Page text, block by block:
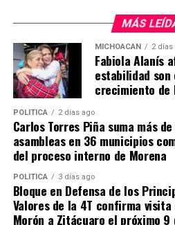
Comparte con:
Me gusta esto:
MÁS
MICHOACÁN 2 días
Fabiola Alanís
estabilidad son
crecimiento de
POLÍTICA 2 días ago
Carlos Torres Piña suma más
asambleas en 36 municipios
del proceso interno de Morena
POLÍTICA 3 días ago
Bloque en Defensa de los
Valores de la 4T confirma visita
Morón a Zitácuaro el próximo 9